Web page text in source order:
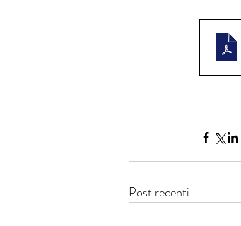
Post recenti